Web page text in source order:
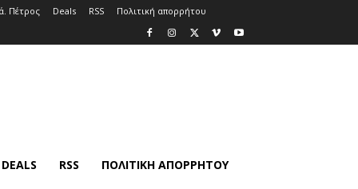
Πέτρος Deals RSS Πολιτική απορρήτου
DEALS RSS ΠΟΛΙΤΙΚΉ ΑΠΟΡΡΉΤΟΥ